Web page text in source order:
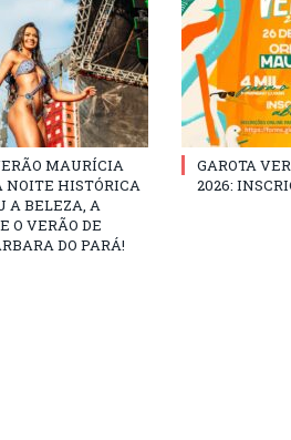
MAURÍCIA
NOITE HISTÓRICA
A BELEZA, A
O VERÃO DE
DO PARÁ!
GAROTA
2026: